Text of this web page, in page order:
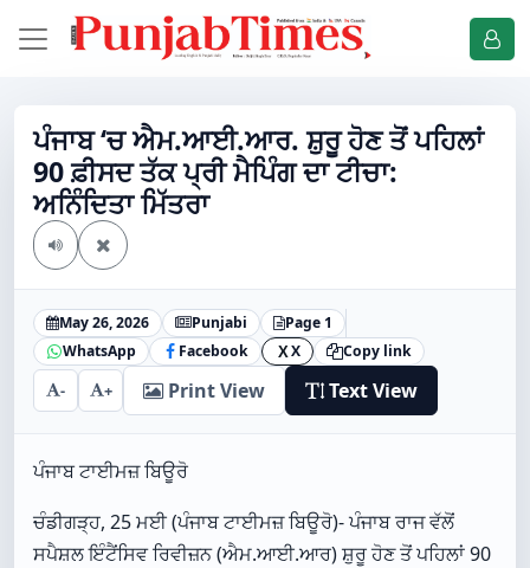
ਪੰਜਾਬ ‘ਚ ਐਮ.ਆਈ.ਆਰ. ਸ਼ੁਰੂ ਹੋਣ ਤੋਂ ਪਹਿਲਾਂ
90 ਫ਼ੀਸਦ ਤੱਕ ਪ੍ਰੀ ਮੈਪਿੰਗ ਦਾ ਟੀਚਾ:
ਅਨਿੰਦਿਤਾ ਮਿੱਤਰਾ
May 26, 2026 Punjabi
Page 1
WhatsApp
Facebook X X Copy link
- + Print View Text View
ਪੰਜਾਬ ਟਾਈਮਜ਼ ਬਿਊਰੋ
ਚੰਡੀਗੜ੍ਹ, 25 ਮਈ (ਪੰਜਾਬ ਟਾਈਮਜ਼ ਬਿਊਰੋ)- ਪੰਜਾਬ ਰਾਜ ਵੱਲੋਂ
ਸਪੈਸ਼ਲ ਇੰਟੈਂਸਿਵ ਰਿਵੀਜ਼ਨ (ਐਮ.ਆਈ.ਆਰ) ਸ਼ੁਰੂ ਹੋਣ ਤੋਂ ਪਹਿਲਾਂ 90